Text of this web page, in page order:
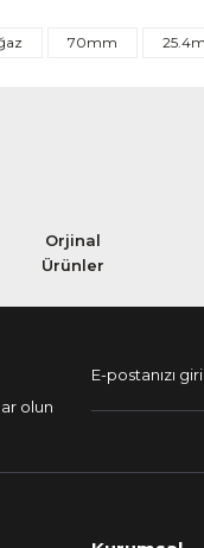
70mm
Orjinal
Ürünler
olun